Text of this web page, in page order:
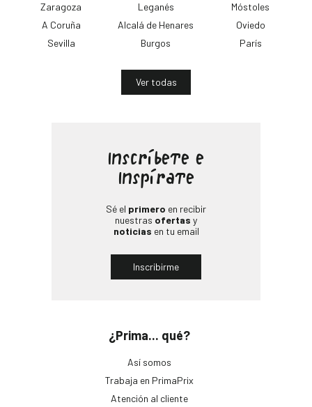
Zaragoza
A Coruña
Sevilla
Leganés
Alcalá de Henares
Burgos
Móstoles
Oviedo
París
Ver todas
¿Prima... qué?
Así somos
Trabaja en PrimaPrix
Atención al cliente
Inscríbete e
Inspírate
Sé el primero en recibir
nuestras ofertas y
noticias en tu email
Inscribirme